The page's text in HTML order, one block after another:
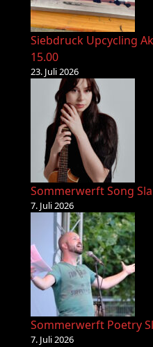
Siebdruck Upcycling
15.00
23. Juli 2026
Sommerwerft Song
7. Juli 2026
Sommerwerft Poetry
7. Juli 2026